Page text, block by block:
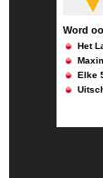
Word
Het
Elke